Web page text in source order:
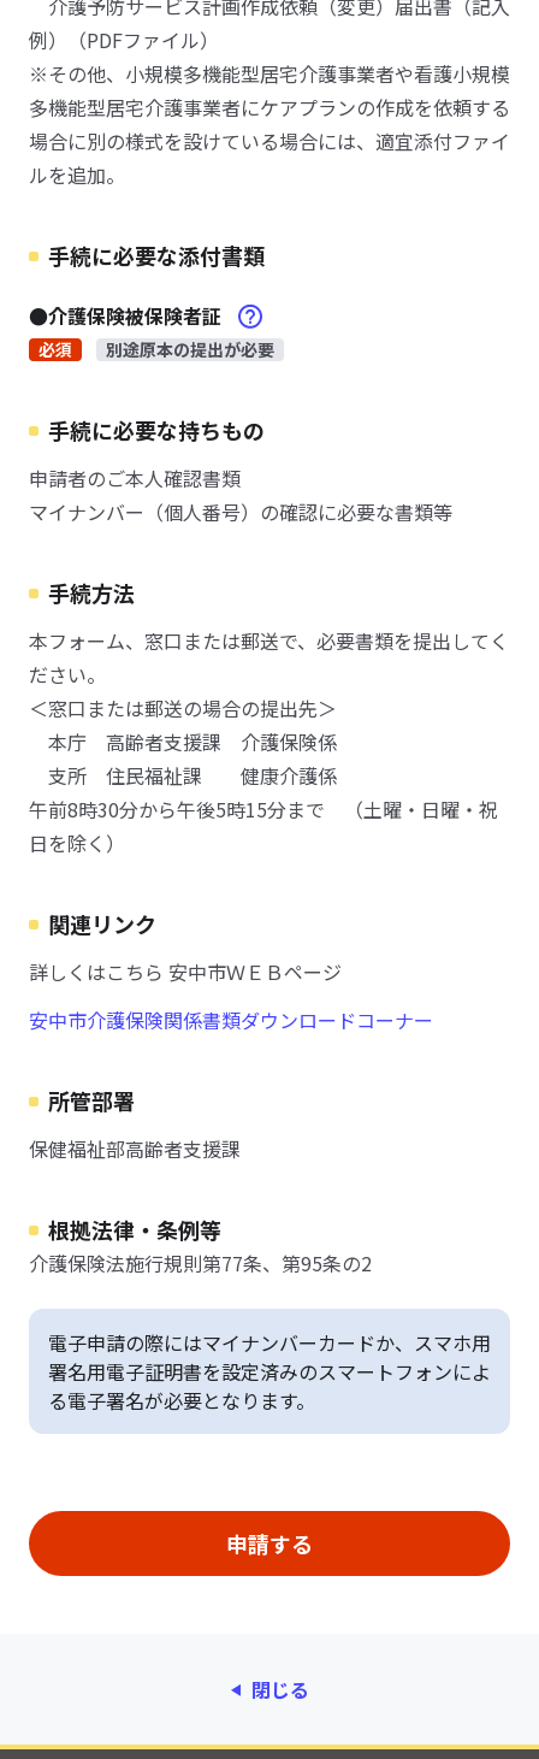
介護予防サービス計画作成依頼（変更）届出書（記入
例）（PDFファイル）
※その他、小規模多機能型居宅介護事業者や看護小規模
多機能型居宅介護事業者にケアプランの作成を依頼する
場合に別の様式を設けている場合には、適宜添付ファイ
ルを追加。
手続に必要な添付書類
●介護保険被保険者証
必須 別途原本の提出が必要
手続に必要な持ちもの
申請者のご本人確認書類
マイナンバー（個人番号）の確認に必要な書類等
手続方法
本フォーム、窓口または郵送で、必要書類を提出してく
ださい。
＜窓口または郵送の場合の提出先＞
本庁 高齢者支援課 介護保険係
支所 住民福祉課 健康介護係
午前8時30分から午後5時15分まで （土曜・日曜・祝
日を除く）
関連リンク
詳しくはこちら 安中市ＷＥＢページ
安中市介護保険関係書類ダウンロードコーナー
所管部署
保健福祉部高齢者支援課
根拠法律・条例等
介護保険法施行規則第77条、第95条の2
電子申請の際にはマイナンバーカードか、スマホ用
署名用電子証明書を設定済みのスマートフォンによ
る電子署名が必要となります。
閉じる